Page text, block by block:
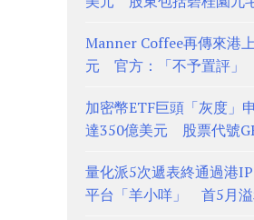
Manner Coffee再傳來港
元 官方：「不予置評」
加密幣ETF巨頭「灰度」
達350億美元 股票代號
量化派5次遞表終通過港
平台「羊小咩」 首5月